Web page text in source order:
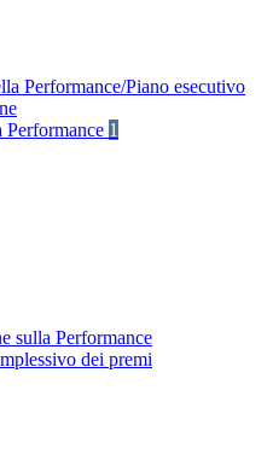
Performance/Piano esecutivo
Performance 1
sulla Performance
dei premi